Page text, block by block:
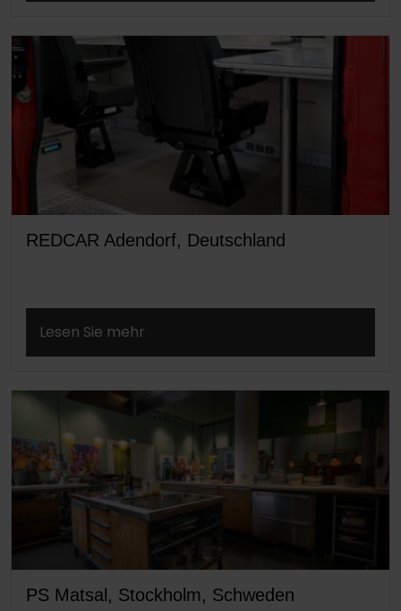
REDCAR Adendorf, Deutschland
Lesen Sie mehr
PS Matsal, Stockholm, Schweden